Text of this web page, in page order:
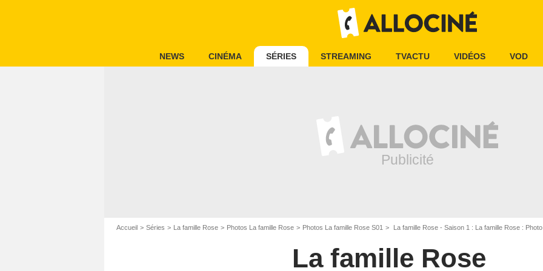
NEWS CINÉMA SÉRIES STREAMING TVACTU VIDÉOS VOD
Accueil Séries La famille Rose Photos La famille Rose Photos La famille Rose S01 La famille Rose - Saison 1 : La famille Rose :
La famille Rose